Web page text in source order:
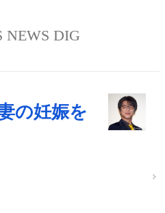
NEWS DIG
の妊娠を